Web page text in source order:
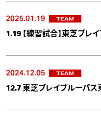
2025.01.19 TEAM
1.19 【練習試合】東芝ブレ
2024.12.05 TEAM
12.7 東芝ブレイブルーパ